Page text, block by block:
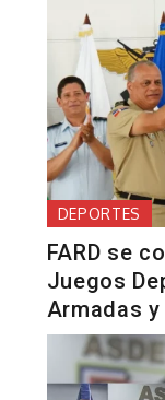
DEPORTES
FARD se
Juegos
Armadas